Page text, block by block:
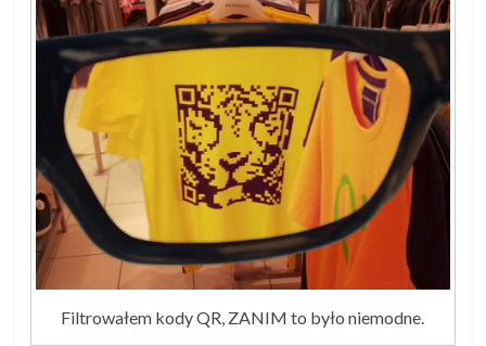
Filtrowałem kody QR, ZANIM to było niemodne.